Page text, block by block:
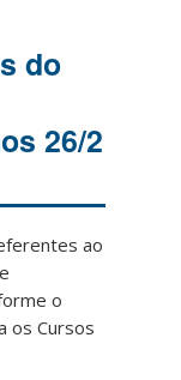
do
26/2
ao
o
os Cursos